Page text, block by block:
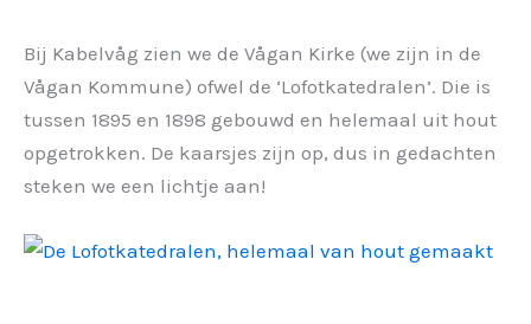
Bij Kabelvåg zien we de Vågan Kirke (we zijn in de
Vågan Kommune) ofwel de ‘Lofotkatedralen’. Die is
tussen 1895 en 1898 gebouwd en helemaal uit hout
opgetrokken. De kaarsjes zijn op, dus in gedachten
steken we een lichtje aan!